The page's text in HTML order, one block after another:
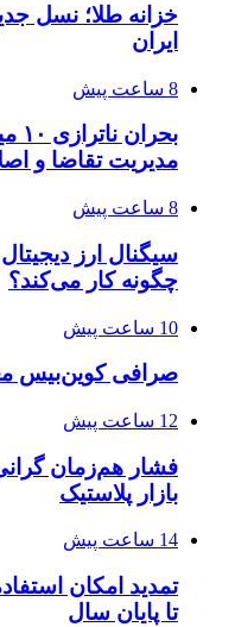
خزانه طلا؛ نسل
ایران
8 ساعت پیش
مدیریت تقاضا و
8 ساعت پیش
سیگنال ارز
چگونه کار می‌کند؟
10 ساعت پیش
صرافی کوین‌بیس معاملات ۶ رمزارز
12 ساعت پیش
فشار هم‌زمان
بازار پلاستیک
14 ساعت پیش
تمدید امکان
تا پایان سال